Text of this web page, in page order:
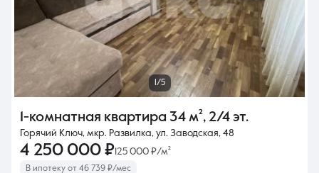
1/5
1-комнатная квартира 34 м², 2/4 эт.
Горячий Ключ, мкр. Развилка, ул. Заводская, 48
4 250 000 ₽ 125 000 ₽/м²
В ипотеку от 46 739 ₽/мес